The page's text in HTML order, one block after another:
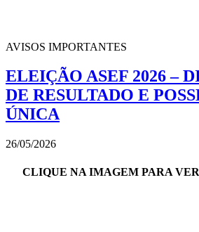
AVISOS IMPORTANTES
ELEIÇÃO ASEF 2026 –
DE RESULTADO E
ÚNICA
26/05/2026
CLIQUE NA IMAGEM PARA VER